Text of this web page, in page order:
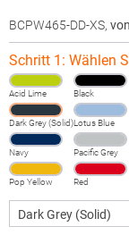
BCPW465-DD-XS, von
Schritt 1: Wählen
Acid Lime Black
Dark Grey (Solid)Lotus Blue
Navy Pacific Grey
Pop Yellow Red